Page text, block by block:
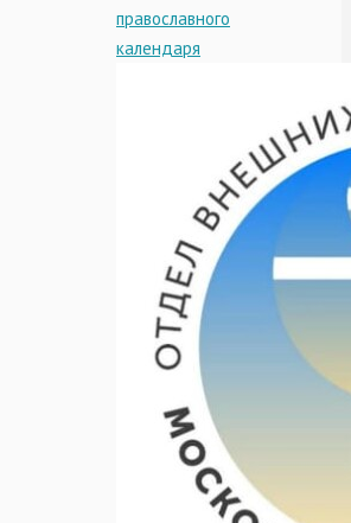
православного
календаря